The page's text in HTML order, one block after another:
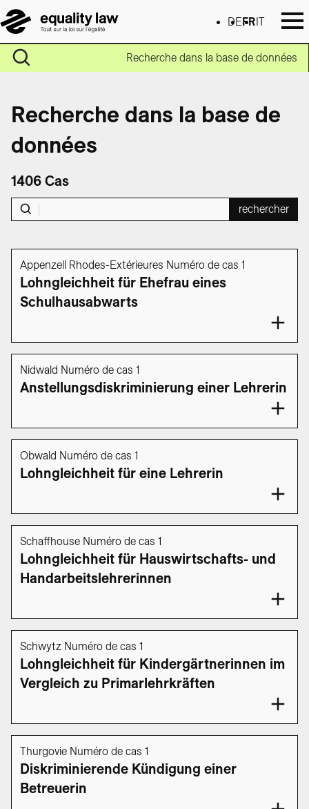
DE FR IT
Recherche dans la base de données
Recherche dans la base de
données
1406 Cas
rechercher
Appenzell Rhodes-Extérieures Numéro de cas 1
Lohngleichheit für Ehefrau eines
Schulhausabwarts
Nidwald Numéro de cas 1
Anstellungsdiskriminierung einer Lehrerin
Obwald Numéro de cas 1
Lohngleichheit für eine Lehrerin
Schaffhouse Numéro de cas 1
Lohngleichheit für Hauswirtschafts- und
Handarbeitslehrerinnen
Schwytz Numéro de cas 1
Lohngleichheit für Kindergärtnerinnen im
Vergleich zu Primarlehrkräften
Thurgovie Numéro de cas 1
Diskriminierende Kündigung einer
Betreuerin